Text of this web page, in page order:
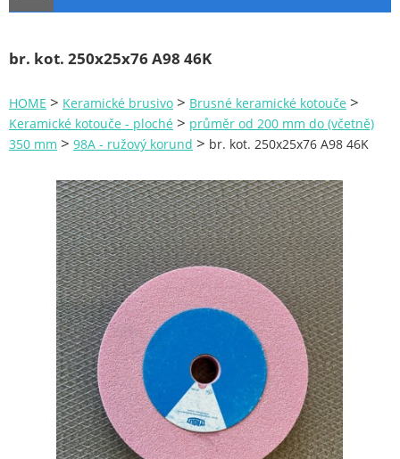
NOVINKY
Plachty
Žebříky a schůdky
Stavební míchačky
NÁDOBY
Kemping
NÁBYTEK - spojovací materiál a příslušenství
Ploty a pletiva
Úložné boxy na nářadí
Ochranné pomůcky
Keramické brusivo
Brusné keramické kotouče
br. kot. 250x25x76 A98 46K
HOME > Keramické brusivo > Brusné keramické kotouče >
Keramické kotouče - ploché > průměr od 200 mm do (včetně)
350 mm > 98A - ružový korund > br. kot. 250x25x76 A98 46K